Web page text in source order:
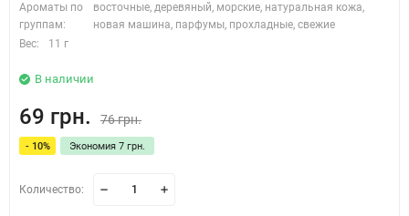
Ароматы по
группам:
восточные, деревяный, морские, натуральная кожа,
новая машина, парфумы, прохладные, свежие
Вес:
11 г
В наличии
69 грн. 76 грн.
- 10% Экономия 7 грн.
Количество: